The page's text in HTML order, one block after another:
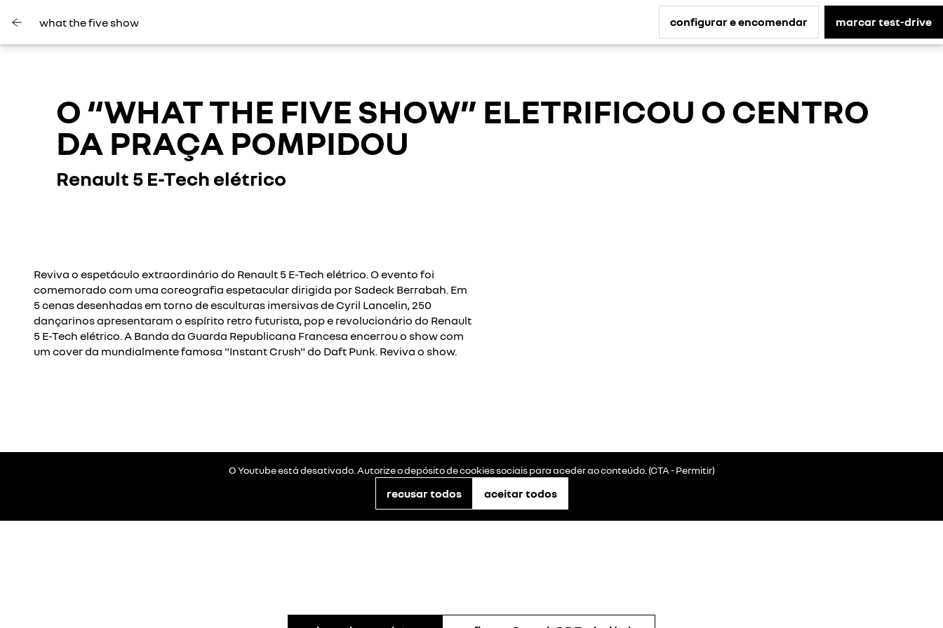
what the five show configurar e encomendar marcar test-drive
O “WHAT THE FIVE SHOW” ELETRIFICOU O CENTRO
DA PRAÇA POMPIDOU
Renault 5 E-Tech elétrico
Reviva o espetáculo extraordinário do Renault 5 E-Tech elétrico. O evento foi
comemorado com uma coreografia espetacular dirigida por Sadeck Berrabah. Em
5 cenas desenhadas em torno de esculturas imersivas de Cyril Lancelin, 250
dançarinos apresentaram o espírito retro futurista, pop e revolucionário do Renault
5 E-Tech elétrico. A Banda da Guarda Republicana Francesa encerrou o show com
um cover da mundialmente famosa "Instant Crush" do Daft Punk. Reviva o show.
O Youtube está desativado. Autorize o depósito de cookies sociais para aceder ao conteúdo. (CTA - Permitir)
recusar todos aceitar todos